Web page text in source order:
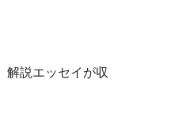
解説エッセイが収